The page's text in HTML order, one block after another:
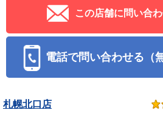
この店舗に問い合わ
電話で問い合わせる（
札幌北口店